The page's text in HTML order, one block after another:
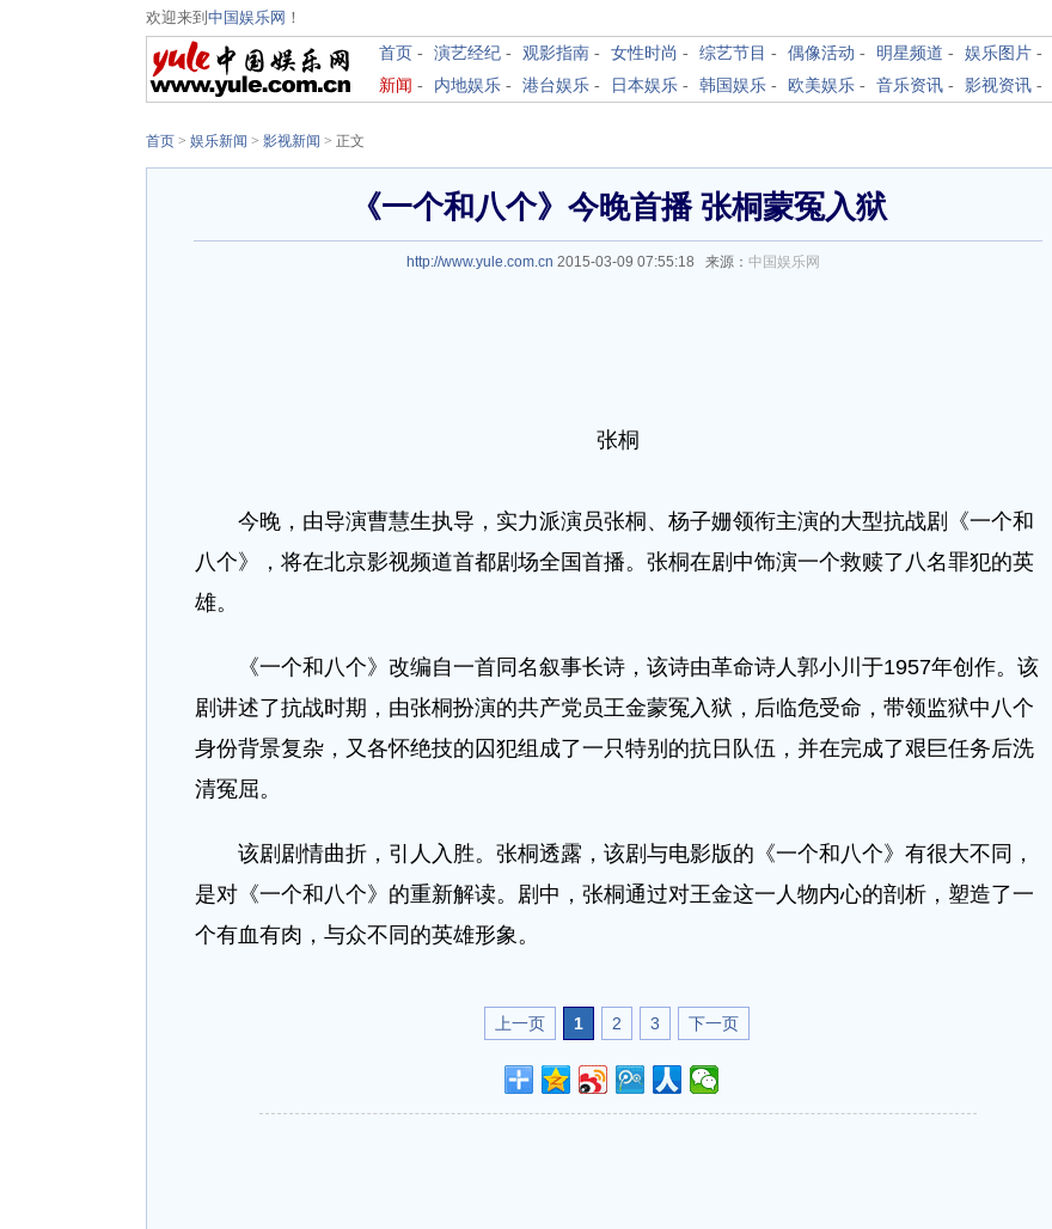
欢迎来到 中国娱乐网 ！
首页 - 演艺经纪 - 观影指南 - 女性时尚 - 综艺节目 - 偶像活动 - 明星频道 - 娱乐图片 -
新闻 - 内地娱乐 - 港台娱乐 - 日本娱乐 - 韩国娱乐 - 欧美娱乐 - 音乐资讯 - 影视资讯 -
首页 > 娱乐新闻 > 影视新闻 > 正文
《一个和八个》今晚首播 张桐蒙冤入狱
http://www.yule.com.cn 2015-03-09 07:55:18 来源： 中国娱乐网
张桐
今晚，由导演曹慧生执导，实力派演员张桐、杨子姗领衔主演的大型抗战剧《一个和
八个》，将在北京影视频道首都剧场全国首播。张桐在剧中饰演一个救赎了八名罪犯的英
雄。
《一个和八个》改编自一首同名叙事长诗，该诗由革命诗人郭小川于1957年创作。该
剧讲述了抗战时期，由张桐扮演的共产党员王金蒙冤入狱，后临危受命，带领监狱中八个
身份背景复杂，又各怀绝技的囚犯组成了一只特别的抗日队伍，并在完成了艰巨任务后洗
清冤屈。
该剧剧情曲折，引人入胜。张桐透露，该剧与电影版的《一个和八个》有很大不同，
是对《一个和八个》的重新解读。剧中，张桐通过对王金这一人物内心的剖析，塑造了一
个有血有肉，与众不同的英雄形象。
上一页 1 2 3 下一页